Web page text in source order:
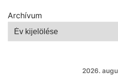
Archívum
2026.